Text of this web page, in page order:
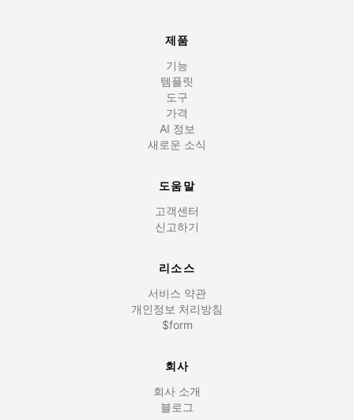
제품
기능
템플릿
도구
가격
AI 정보
새로운 소식
도움말
고객센터
신고하기
리소스
서비스 약관
개인정보 처리방침
$form
회사
회사 소개
블로그